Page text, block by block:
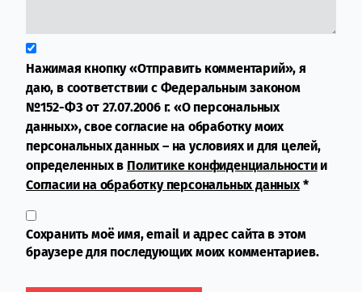
Нажимая кнопку «Отправить комментарий», я
даю, в соответствии с Федеральным законом
№152-ФЗ от 27.07.2006 г. «О персональных
данных», свое согласие на обработку моих
персональных данных – на условиях и для целей,
определенных в Политике конфиденциальностии
Согласии на обработку персональных данных*
Сохранить моё имя, email и адрес сайта в этом
браузере для последующих моих комментариев.